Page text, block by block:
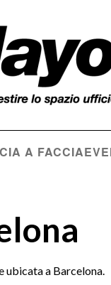
A FACCIA
ubicata a Barcelona.